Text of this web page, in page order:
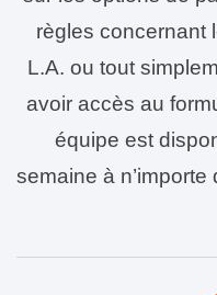
règles concernant
L.A. ou tout
avoir accès au
équipe est
semaine à